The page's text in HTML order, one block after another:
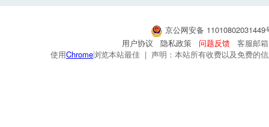
京公网安备
用户协议
隐私政策 问题反馈
客服邮
使用Chrome浏览本站最佳 | 声明：本站所有收费以及免费的